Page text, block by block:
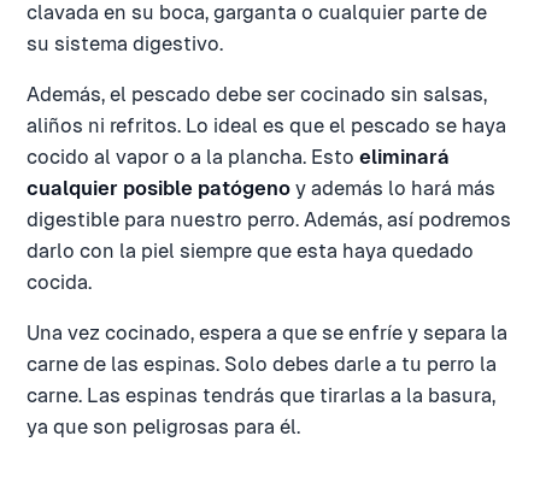
clavada en su boca, garganta o cualquier parte de
su sistema digestivo.
Además, el pescado debe ser cocinado sin salsas,
aliños ni refritos. Lo ideal es que el pescado se haya
cocido al vapor o a la plancha. Esto eliminará
cualquier posible patógeno y además lo hará más
digestible para nuestro perro. Además, así podremos
darlo con la piel siempre que esta haya quedado
cocida.
Una vez cocinado, espera a que se enfríe y separa la
carne de las espinas. Solo debes darle a tu perro la
carne. Las espinas tendrás que tirarlas a la basura,
ya que son peligrosas para él.